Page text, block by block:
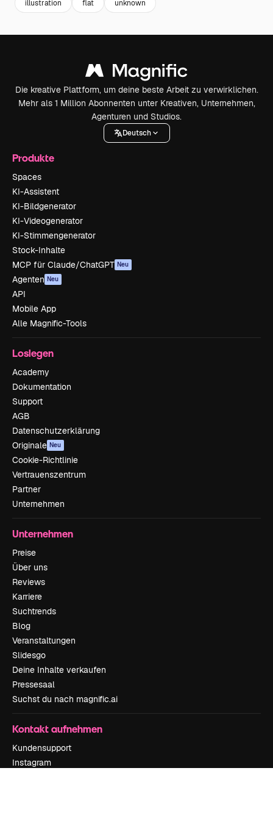
illustration flat unknown
Die kreative Plattform, um deine beste Arbeit zu verwirklichen.
Mehr als 1 Million Abonnenten unter Kreativen, Unternehmen,
Agenturen und Studios.
Deutsch
Produkte
Spaces
KI-Assistent
KI-Bildgenerator
KI-Videogenerator
KI-Stimmengenerator
Stock-Inhalte
MCP für Claude/ChatGPT Neu
Agenten Neu
API
Mobile App
Alle Magnific-Tools
Loslegen
Academy
Dokumentation
Support
AGB
Datenschutzerklärung
Originale Neu
Cookie-Richtlinie
Vertrauenszentrum
Partner
Unternehmen
Unternehmen
Preise
Über uns
Reviews
Karriere
Suchtrends
Blog
Veranstaltungen
Slidesgo
Deine Inhalte verkaufen
Pressesaal
Suchst du nach magnific.ai
Kontakt aufnehmen
Kundensupport
Instagram